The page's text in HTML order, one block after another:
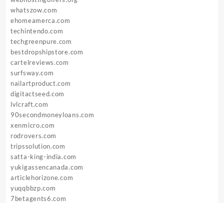
whatszow.com
ehomeamerca.com
techintendo.com
techgreenpure.com
bestdropshipstore.com
cartelreviews.com
surfsway.com
nailartproduct.com
digitactseed.com
lvlcraft.com
90secondmoneyloans.com
xenmicro.com
rodrovers.com
tripssolution.com
satta-king-india.com
yukigassencanada.com
articlehorizone.com
yuqqbbzp.com
7betagents6.com